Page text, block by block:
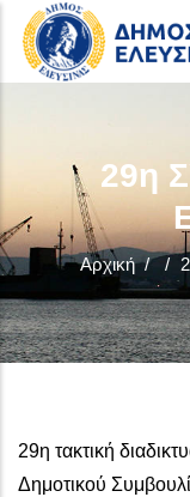
Παράκαμψη προς το
29η
Αρχική / /
29η τακτική
Δημοτικού